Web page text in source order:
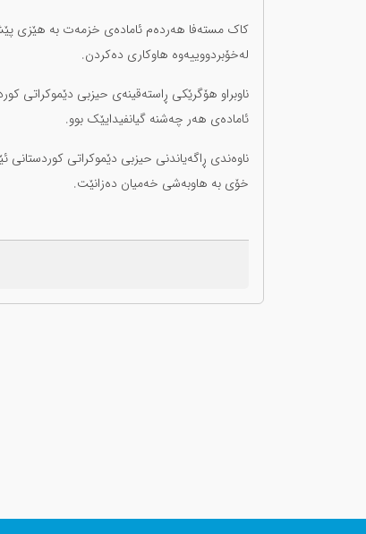
کاک مستەفا هەردەم ئامادەی خزمەت بە هێزی
لەخۆبردووییەوە هاوکاری دەکردن.
ناوبراو هۆگرێکی ڕاستەقینەی حیزبی دێموکراتی
ئامادەی هەر چەشنە گیانفیدایێک بوو.
ناوەندی ڕاگەیاندنی حیزبی دێموکراتی
خۆی بە هاوبەشی خەمیان دەزانێت.